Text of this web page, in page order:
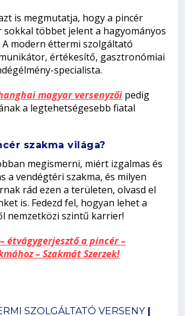
is megmutatja, hogy a pincér
sokkal többet jelent a hagyományos
modern éttermi szolgáltató
értékesítő, gasztronómiai
specialista.
magyar versenyzői pedig
a legtehetségesebb fiatal
szakma világa?
megismerni, miért izgalmas és
a vendégtéri szakma, és milyen
rád ezen a területen, olvasd el
is. Fedezd fel, hogyan lehet a
nemzetközi szintű karrier!
étvágygerjesztő a pincér –
– Szakmát Szerzek!
SZOLGÁLTATÓ VERSENY|